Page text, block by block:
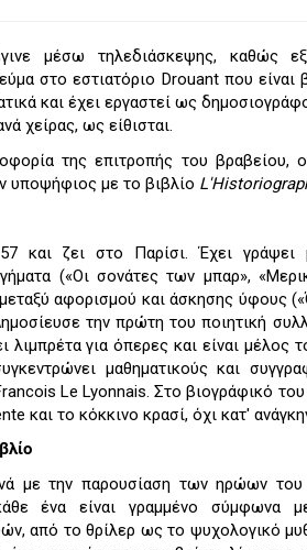
μέσω τηλεδιάσκεψης, καθώς
στο εστιατόριο Drouant που
και έχει εργαστεί ως
χείρας, ως είθισται.
της επιτροπής του
υποψήφιος με το βιβλίο
και ζει στο Παρίσι. Έχει γράψει
(«Οι σονάτες των μπαρ»,
αφορισμού και άσκησης ύφους
την πρώτη του ποιητική
λιμπρέτα για όπερες και είναι μέλος
μαθηματικούς και
Le Lyonnais. Στο βιογράφικό
και το κόκκινο κρασί, όχι κατ'
με την παρουσίαση των ηρώων του
ένα είναι γραμμένο σύμφωνα
από το θρίλερ ως το ψυχολογικό